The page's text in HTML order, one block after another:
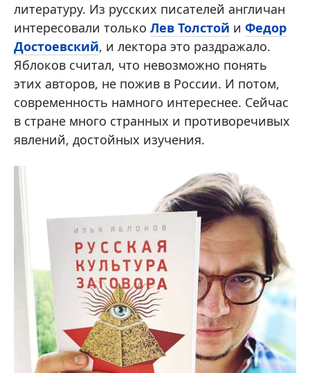
литературу. Из русских писателей англичан
интересовали только Лев Толстой и Федор
Достоевский, и лектора это раздражало.
Яблоков считал, что невозможно понять
этих авторов, не пожив в России. И потом,
современность намного интереснее. Сейчас
в стране много странных и противоречивых
явлений, достойных изучения.